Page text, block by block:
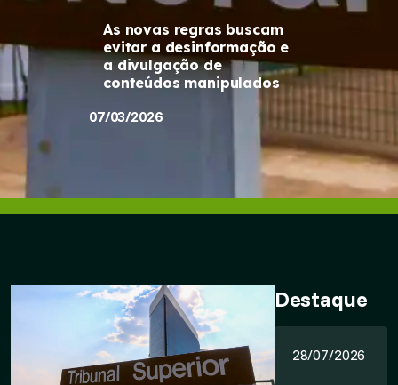
As novas regras buscam
evitar a desinformação e
a divulgação de
conteúdos manipulados
07/03/2026
Destaque
28/07/2026